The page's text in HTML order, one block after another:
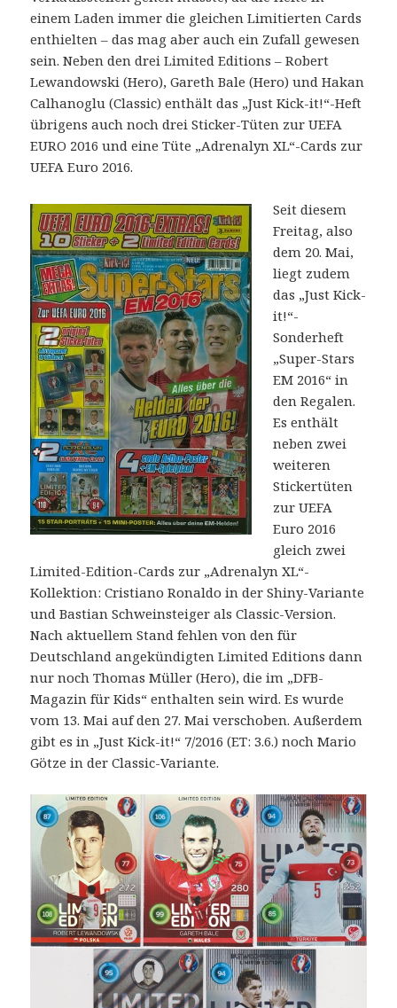
einem Laden immer die gleichen Limitierten Cards
enthielten – das mag aber auch ein Zufall gewesen
sein. Neben den drei Limited Editions – Robert
Lewandowski (Hero), Gareth Bale (Hero) und Hakan
Calhanoglu (Classic) enthält das „Just Kick-it!“-Heft
übrigens auch noch drei Sticker-Tüten zur UEFA
EURO 2016 und eine Tüte „Adrenalyn XL“-Cards zur
UEFA Euro 2016.
Seit diesem
Freitag, also
dem 20. Mai,
liegt zudem
das „Just Kick-
it!“-
Sonderheft
„Super-Stars
EM 2016“ in
den Regalen.
Es enthält
neben zwei
weiteren
Stickertüten
zur UEFA
Euro 2016
gleich zwei
Limited-Edition-Cards zur „Adrenalyn XL“-
Kollektion: Cristiano Ronaldo in der Shiny-Variante
und Bastian Schweinsteiger als Classic-Version.
Nach aktuellem Stand fehlen von den für
Deutschland angekündigten Limited Editions dann
nur noch Thomas Müller (Hero), die im „DFB-
Magazin für Kids“ enthalten sein wird. Es wurde
vom 13. Mai auf den 27. Mai verschoben. Außerdem
gibt es in „Just Kick-it!“ 7/2016 (ET: 3.6.) noch Mario
Götze in der Classic-Variante.